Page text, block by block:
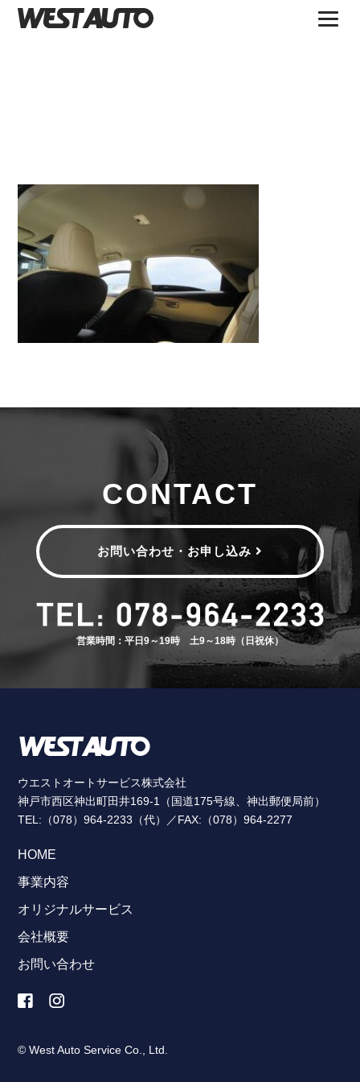
CONTACT
お問い合わせ・お申し込み
営業時間：平日9～19時 土9～18時（日祝休）
ウエストオートサービス株式会社
神戸市西区神出町田井169-1（国道175号線、神出郵便局前）
TEL:（078）964-2233（代）／FAX:（078）964-2277
HOME
事業内容
オリジナルサービス
会社概要
お問い合わせ
© West Auto Service Co., Ltd.